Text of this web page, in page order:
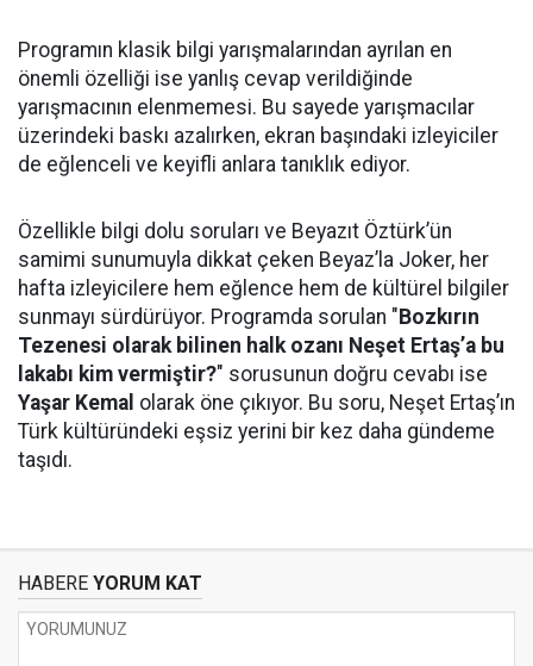
Programın klasik bilgi yarışmalarından ayrılan en
önemli özelliği ise yanlış cevap verildiğinde
yarışmacının elenmemesi. Bu sayede yarışmacılar
üzerindeki baskı azalırken, ekran başındaki izleyiciler
de eğlenceli ve keyifli anlara tanıklık ediyor.
Özellikle bilgi dolu soruları ve Beyazıt Öztürk’ün
samimi sunumuyla dikkat çeken Beyaz’la Joker, her
hafta izleyicilere hem eğlence hem de kültürel bilgiler
sunmayı sürdürüyor. Programda sorulan " Bozkırın
Tezenesi olarak bilinen halk ozanı Neşet Ertaş’a bu
lakabı kim vermiştir?" sorusunun doğru cevabı ise
Yaşar Kemal olarak öne çıkıyor. Bu soru, Neşet Ertaş’ın
Türk kültüründeki eşsiz yerini bir kez daha gündeme
taşıdı.
HABERE YORUM KAT